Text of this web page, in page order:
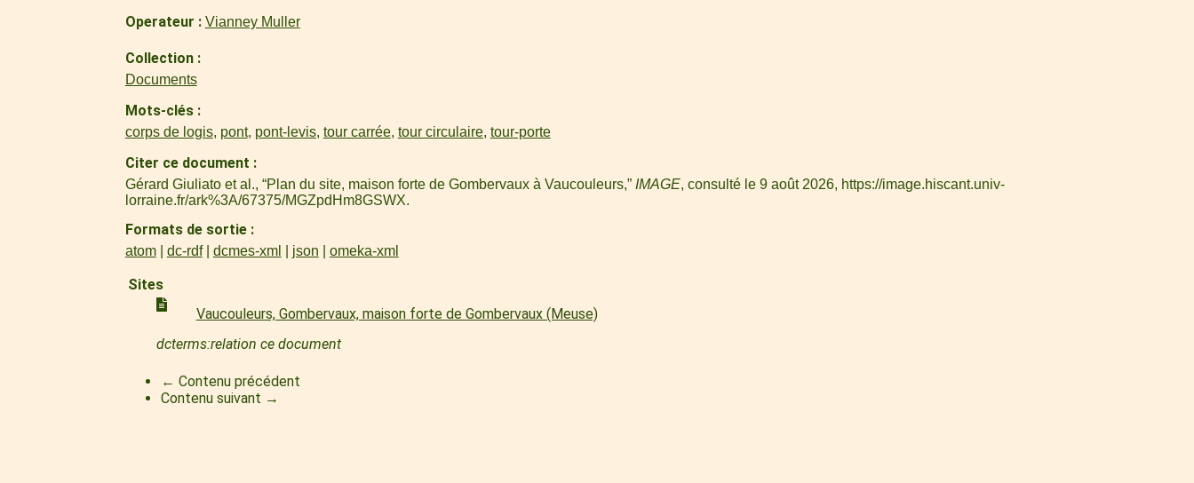
Operateur Vianney Muller
Collection
Documents
Mots-clés
corps de logis, pont, pont-levis, tour carrée, tour circulaire, tour-porte
Citer ce document
Gérard Giuliato et al., “Plan du site, maison forte de Gombervaux à Vaucouleurs,” IMAGE, consulté le 9 août 2026, https://image.hiscant.univ-
lorraine.fr/ark%3A/67375/MGZpdHm8GSWX.
Formats de sortie
atom dc-rdf dcmes-xml json omeka-xml
Sites
Vaucouleurs, Gombervaux, maison forte de Gombervaux (Meuse)
dcterms:relation ce document
← Contenu précédent
Contenu suivant →